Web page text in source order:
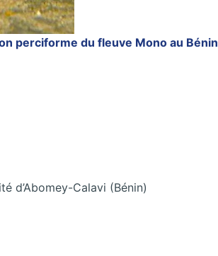
perciforme du fleuve Mono au Bénin
d’Abomey-Calavi (Bénin)